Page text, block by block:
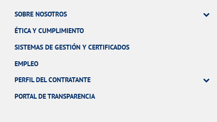
SOBRE NOSOTROS
ÉTICA Y CUMPLIMIENTO
SISTEMAS DE GESTIÓN Y CERTIFICADOS
EMPLEO
PERFIL DEL CONTRATANTE
PORTAL DE TRANSPARENCIA